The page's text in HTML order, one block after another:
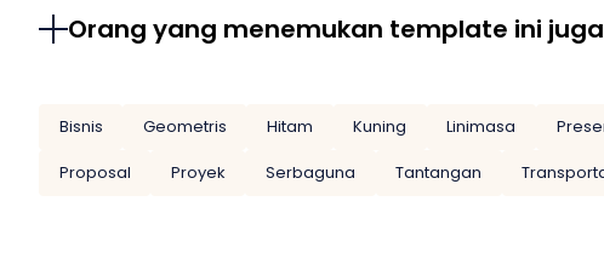
Orang yang menemukan template ini
Bisnis Geometris Hitam Kuning Linimasa
Proposal
Proyek Serbaguna Tantangan